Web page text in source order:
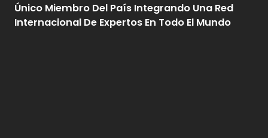
Único Miembro Del País Integrando Una Red
Internacional De Expertos En Todo El Mundo